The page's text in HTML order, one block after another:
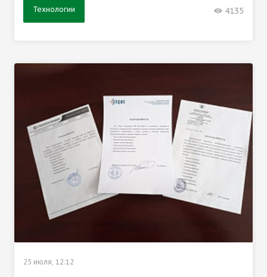
Технологии 4135
25 июля, 12:12